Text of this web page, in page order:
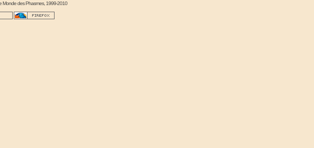
Monde des Phasmes, 1999-2010